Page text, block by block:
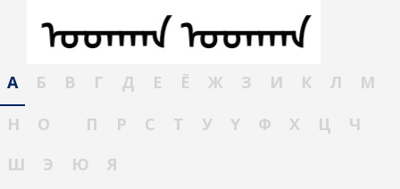
А Б В Г Д Е Ё Ж З И К Л
М
Н
О П Р С Т У Ү Ф Х Ц
Ч
Ш
Э Ю Я